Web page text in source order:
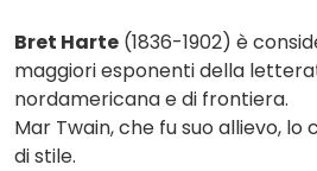
Bret Harte (1836-1902) è
maggiori esponenti della
nordamericana e di frontiera.
Mar Twain, che fu suo allievo,
di stile.